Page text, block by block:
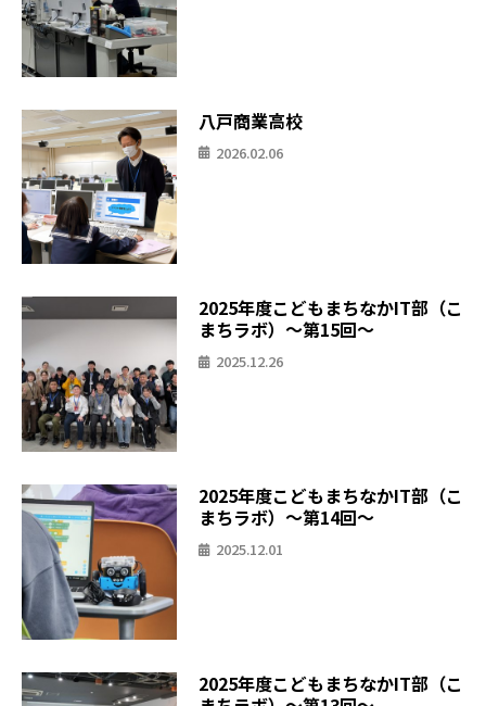
八戸商業高校
2026.02.06
2025年度こどもまちなかIT部（こ
まちラボ）〜第15回〜
2025.12.26
2025年度こどもまちなかIT部（こ
まちラボ）〜第14回〜
2025.12.01
2025年度こどもまちなかIT部（こ